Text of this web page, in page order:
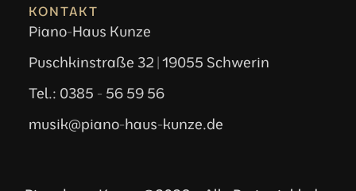
KONTAKT
Piano-Haus Kunze
Puschkinstraße 32 | 19055 Schwerin
Tel.: 0385 - 56 59 56
musik@piano-haus-kunze.de